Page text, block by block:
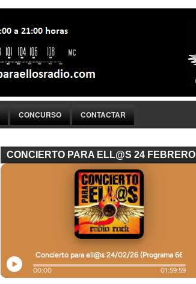
CONCURSO CONTACTAR
CONCIERTO PARA ELL@S 24 FEBRERO